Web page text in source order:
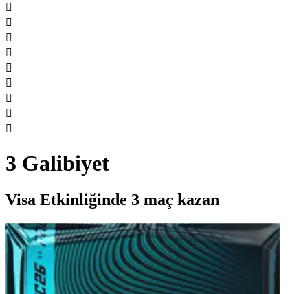









3 Galibiyet
Visa Etkinliğinde 3 maç kazan